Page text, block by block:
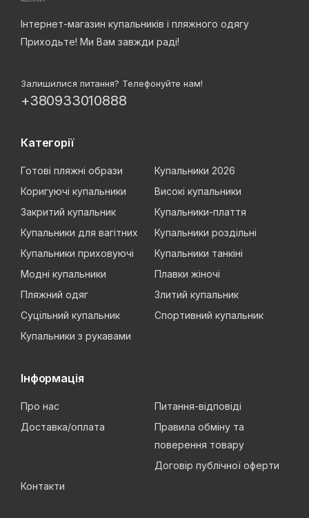
Інтернет-магазин купальників і пляжного одягу
Приходьте! Ми Вам завжди раді!
Залишилися питання? Телефонуйте нам!
+380933010888
Категорії
Готові пляжні образи
Купальники 2026
Коригуючі купальники
Високі купальники
Закритий купальник
Купальники-плаття
Купальники для вагітних
Купальники роздільні
Купальники приховуючі
Купальники танкіні
Модні купальники
Плавки жіночі
Пляжний одяг
Злитий купальник
Суцільний купальник
Спортивний купальник
Купальники з рукавами
Інформація
Про нас
Питання-відповіді
Доставка/оплата
Правила обміну та
поверення товару
Договір публічної оферти
Контакти